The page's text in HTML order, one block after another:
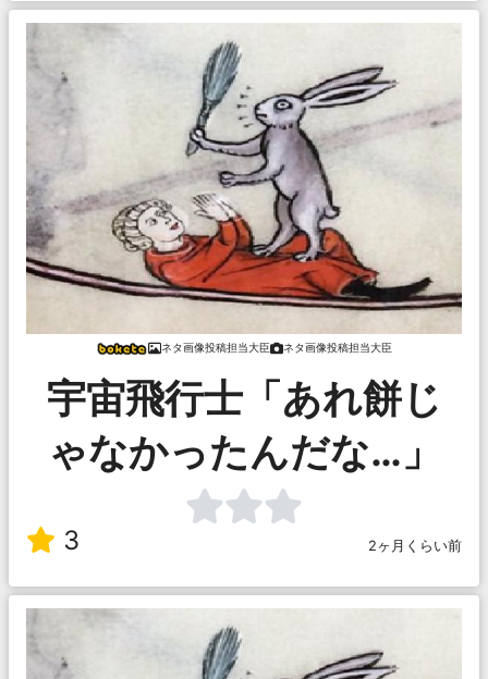
ネタ画像投稿担当大臣 ネタ画像投稿担当大臣
宇宙飛行士「あれ餅じ
ゃなかったんだな…」
3 2ヶ月くらい前